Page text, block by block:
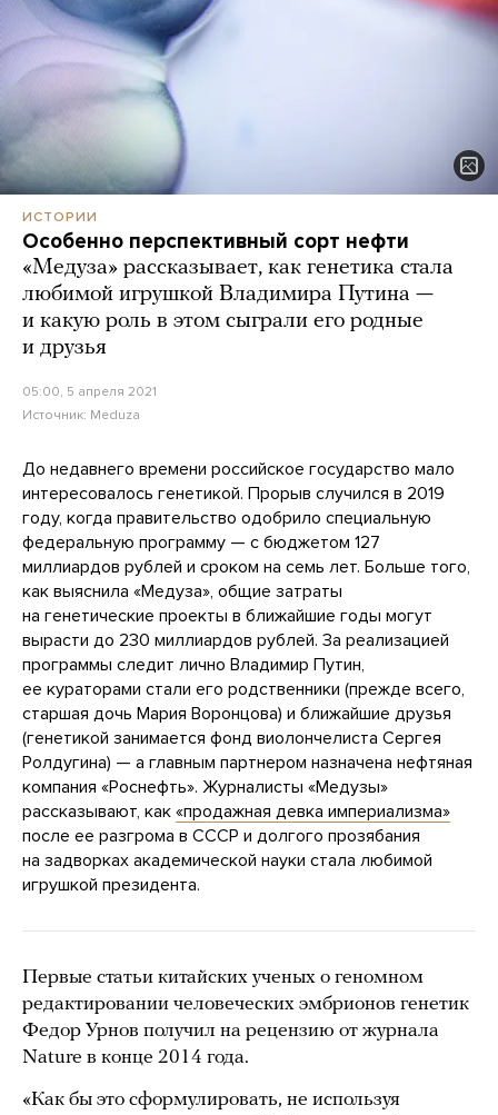
ИСТОРИИ
Особенно перспективный сорт нефти
«Медуза» рассказывает, как генетика стала
любимой игрушкой Владимира Путина —
и какую роль в этом сыграли его родные
и друзья
05:00, 5 апреля 2021
Источник: Meduza
До недавнего времени российское государство мало
интересовалось генетикой. Прорыв случился в 2019
году, когда правительство одобрило специальную
федеральную программу — с бюджетом 127
миллиардов рублей и сроком на семь лет. Больше того,
как выяснила «Медуза», общие затраты
на генетические проекты в ближайшие годы могут
вырасти до 230 миллиардов рублей. За реализацией
программы следит лично Владимир Путин,
ее кураторами стали его родственники (прежде всего,
старшая дочь Мария Воронцова) и ближайшие друзья
(генетикой занимается фонд виолончелиста Сергея
Ролдугина) — а главным партнером назначена нефтяная
компания «Роснефть». Журналисты «Медузы»
рассказывают, как «продажная девка империализма»
после ее разгрома в СССР и долгого прозябания
на задворках академической науки стала любимой
игрушкой президента.
Первые статьи китайских ученых о геномном
редактировании человеческих эмбрионов генетик
Федор Урнов получил на рецензию от журнала
Nature в конце 2014 года.
«Как бы это сформулировать, не используя